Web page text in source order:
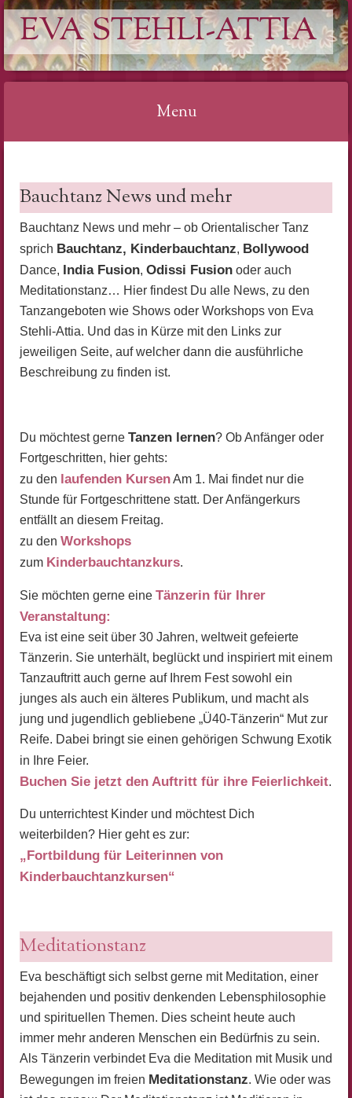
EVA STEHLI-ATTIA
Menu
content
Bauchtanz News und mehr
Bauchtanz News und mehr – ob Orientalischer Tanz
sprich Bauchtanz, Kinderbauchtanz, Bollywood
Dance, India Fusion, Odissi Fusionoder auch
Meditationstanz… Hier findest Du alle News, zu den
Tanzangeboten wie Shows oder Workshops von Eva
Stehli-Attia. Und das in Kürze mit den Links zur
jeweiligen Seite, auf welcher dann die ausführliche
Beschreibung zu finden ist.
Du möchtest gerne Tanzen lernen? Ob Anfänger oder
Fortgeschritten, hier gehts:
zu den laufenden KursenAm 1. Mai findet nur die
Stunde für Fortgeschrittene statt. Der Anfängerkurs
entfällt an diesem Freitag.
zu den Workshops
zum Kinderbauchtanzkurs.
Sie möchten gerne eine Tänzerin für Ihrer
Veranstaltung:
Eva ist eine seit über 30 Jahren, weltweit gefeierte
Tänzerin. Sie unterhält, beglückt und inspiriert mit einem
Tanzauftritt auch gerne auf Ihrem Fest sowohl ein
junges als auch ein älteres Publikum, und macht als
jung und jugendlich gebliebene „Ü40-Tänzerin“ Mut zur
Reife. Dabei bringt sie einen gehörigen Schwung Exotik
in Ihre Feier.
Buchen Sie jetzt den Auftritt für ihre Feierlichkeit.
Du unterrichtest Kinder und möchtest Dich
weiterbilden? Hier geht es zur:
„Fortbildung für Leiterinnen von
Kinderbauchtanzkursen“
Meditationstanz
Eva beschäftigt sich selbst gerne mit Meditation, einer
bejahenden und positiv denkenden Lebensphilosophie
und spirituellen Themen. Dies scheint heute auch
immer mehr anderen Menschen ein Bedürfnis zu sein.
Als Tänzerin verbindet Eva die Meditation mit Musik und
Bewegungen im freien Meditationstanz. Wie oder was